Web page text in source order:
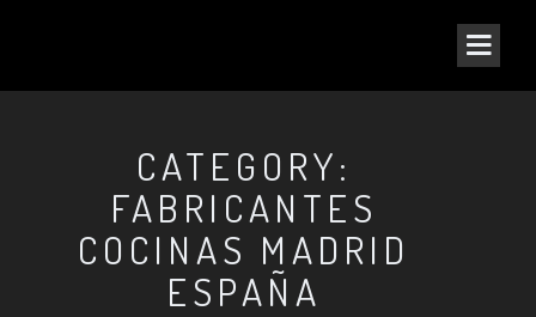
CATEGORY:
FABRICANTES
COCINAS MADRID
ESPAÑA